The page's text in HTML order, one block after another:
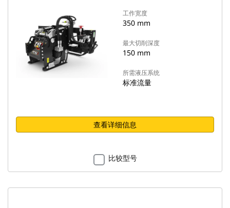
工作宽度
350 mm
最大切削深度
150 mm
所需液压系统
标准流量
查看详细信息
比较型号